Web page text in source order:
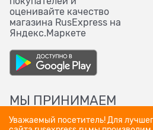
МЫ ПРИНИМАЕМ
Уважаемый посетитель! Для